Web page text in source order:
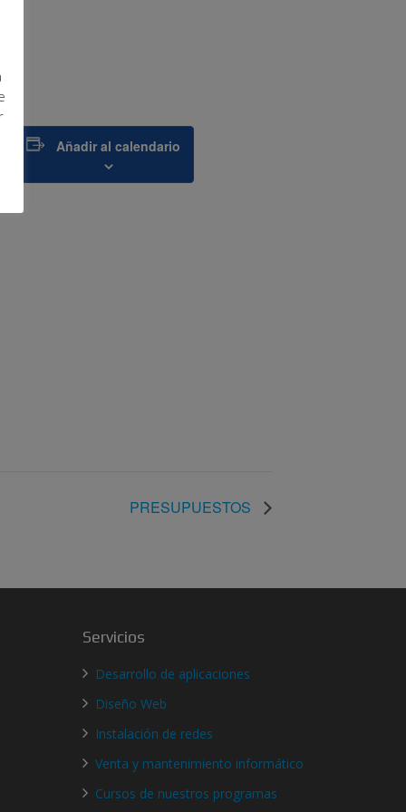
Añadir al calendario
PRESUPUESTOS
Servicios
Desarrollo de aplicaciones
Diseño Web
Instalación de redes
Venta y mantenimiento informático
Cursos de nuestros programas